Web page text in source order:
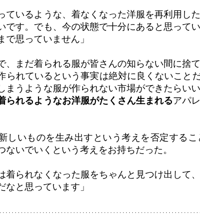
ているような、着なくなった洋服を再利用し
です。でも、今の状態で十分にあると思って
で思っていません」
、まだ着られる服が皆さんの知らない間に捨
られているという事実は絶対に良くないこと
まうような服が作られない市場ができたらい
られるようなお洋服がたくさん生まれるアパ
しいものを生み出すという考えを否定する
ないでいくという考えをお持ちだった。
着られなくなった服をちゃんと見つけ出して
なと思っています」